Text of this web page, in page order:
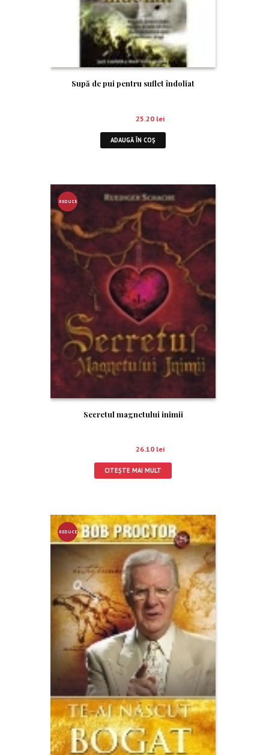
Supă de pui pentru suflet îndoliat
25.20 lei
ADAUGĂ ÎN COȘ
REDUCE
Secretul magnetului inimii
26.10 lei
CITEȘTE MAI MULT
REDUCE